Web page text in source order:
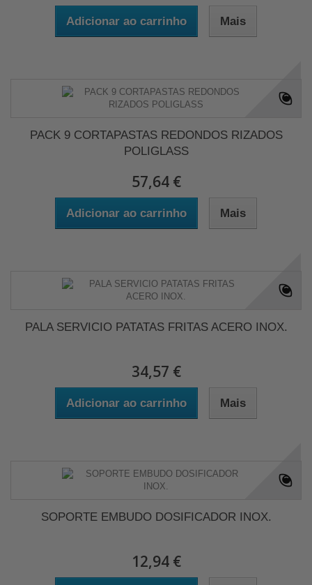
Adicionar ao carrinho Mais
PACK 9 CORTAPASTAS REDONDOS RIZADOS
POLIGLASS
57,64 €
Adicionar ao carrinho Mais
PALA SERVICIO PATATAS FRITAS ACERO INOX.
34,57 €
Adicionar ao carrinho Mais
SOPORTE EMBUDO DOSIFICADOR INOX.
12,94 €